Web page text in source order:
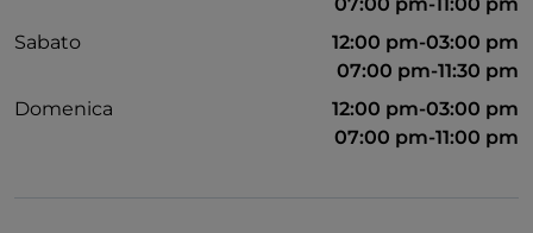
Sabato
12:00 pm-03:00 pm
07:00 pm-11:30 pm
Domenica
12:00 pm-03:00 pm
07:00 pm-11:00 pm